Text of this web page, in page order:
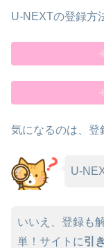
U-NEXTの登録方
気になるのは、登
U-
いいえ、登録も
単！サイトに引